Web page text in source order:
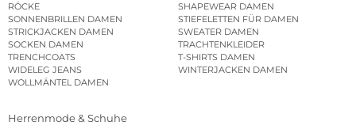
RÖCKE
SHAPEWEAR DAMEN
SONNENBRILLEN DAMEN
STIEFELETTEN FÜR DAMEN
STRICKJACKEN DAMEN
SWEATER DAMEN
SOCKEN DAMEN
TRACHTENKLEIDER
TRENCHCOATS
T-SHIRTS DAMEN
WIDELEG JEANS
WINTERJACKEN DAMEN
WOLLMÄNTEL DAMEN
Herrenmode & Schuhe